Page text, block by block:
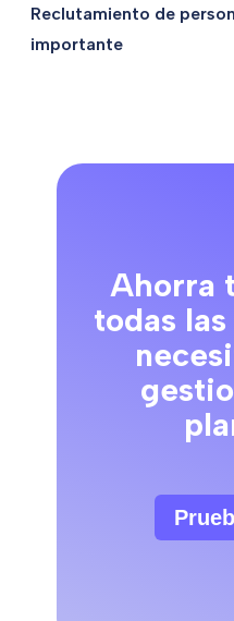
Reclutamiento de
importante
Ahorra
todas